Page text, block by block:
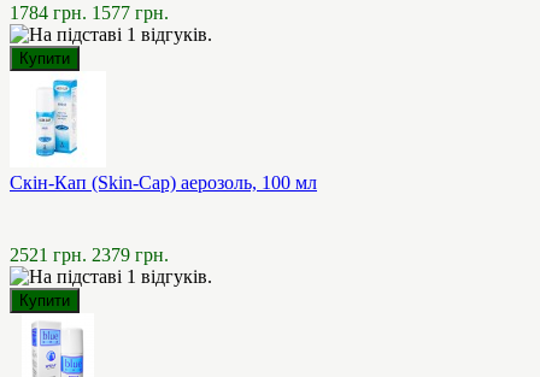
1784 грн. 1577 грн.
Скін-Кап (Skin-Cap) аерозоль, 100 мл
2521 грн. 2379 грн.